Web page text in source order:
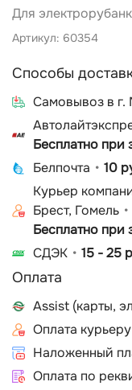
Для
Артикул: 60354
Способы
Cамовывоз в г.
Бесплатно при
Белпочта
10
Курьер
Брест, Гомель
Бесплатно при
СДЭК
15 - 25
Оплата
Assist (карты,
Оплата
Наложенный
Оплата по